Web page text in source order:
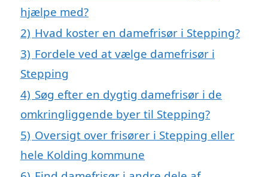
hjælpe med?
2) Hvad koster en damefrisør i Stepping?
3) Fordele ved at vælge damefrisør i
Stepping
4) Søg efter en dygtig damefrisør i de
omkringliggende byer til Stepping?
5) Oversigt over frisører i Stepping eller
hele Kolding kommune